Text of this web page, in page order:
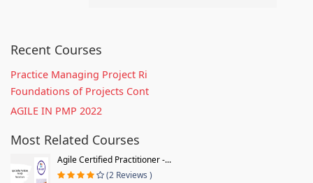
Recent Courses
Practice Managing Project Ri
Foundations of Projects Cont
AGILE IN PMP 2022
Most Related Courses
Agile Certified Practitioner -...
(2 Reviews )